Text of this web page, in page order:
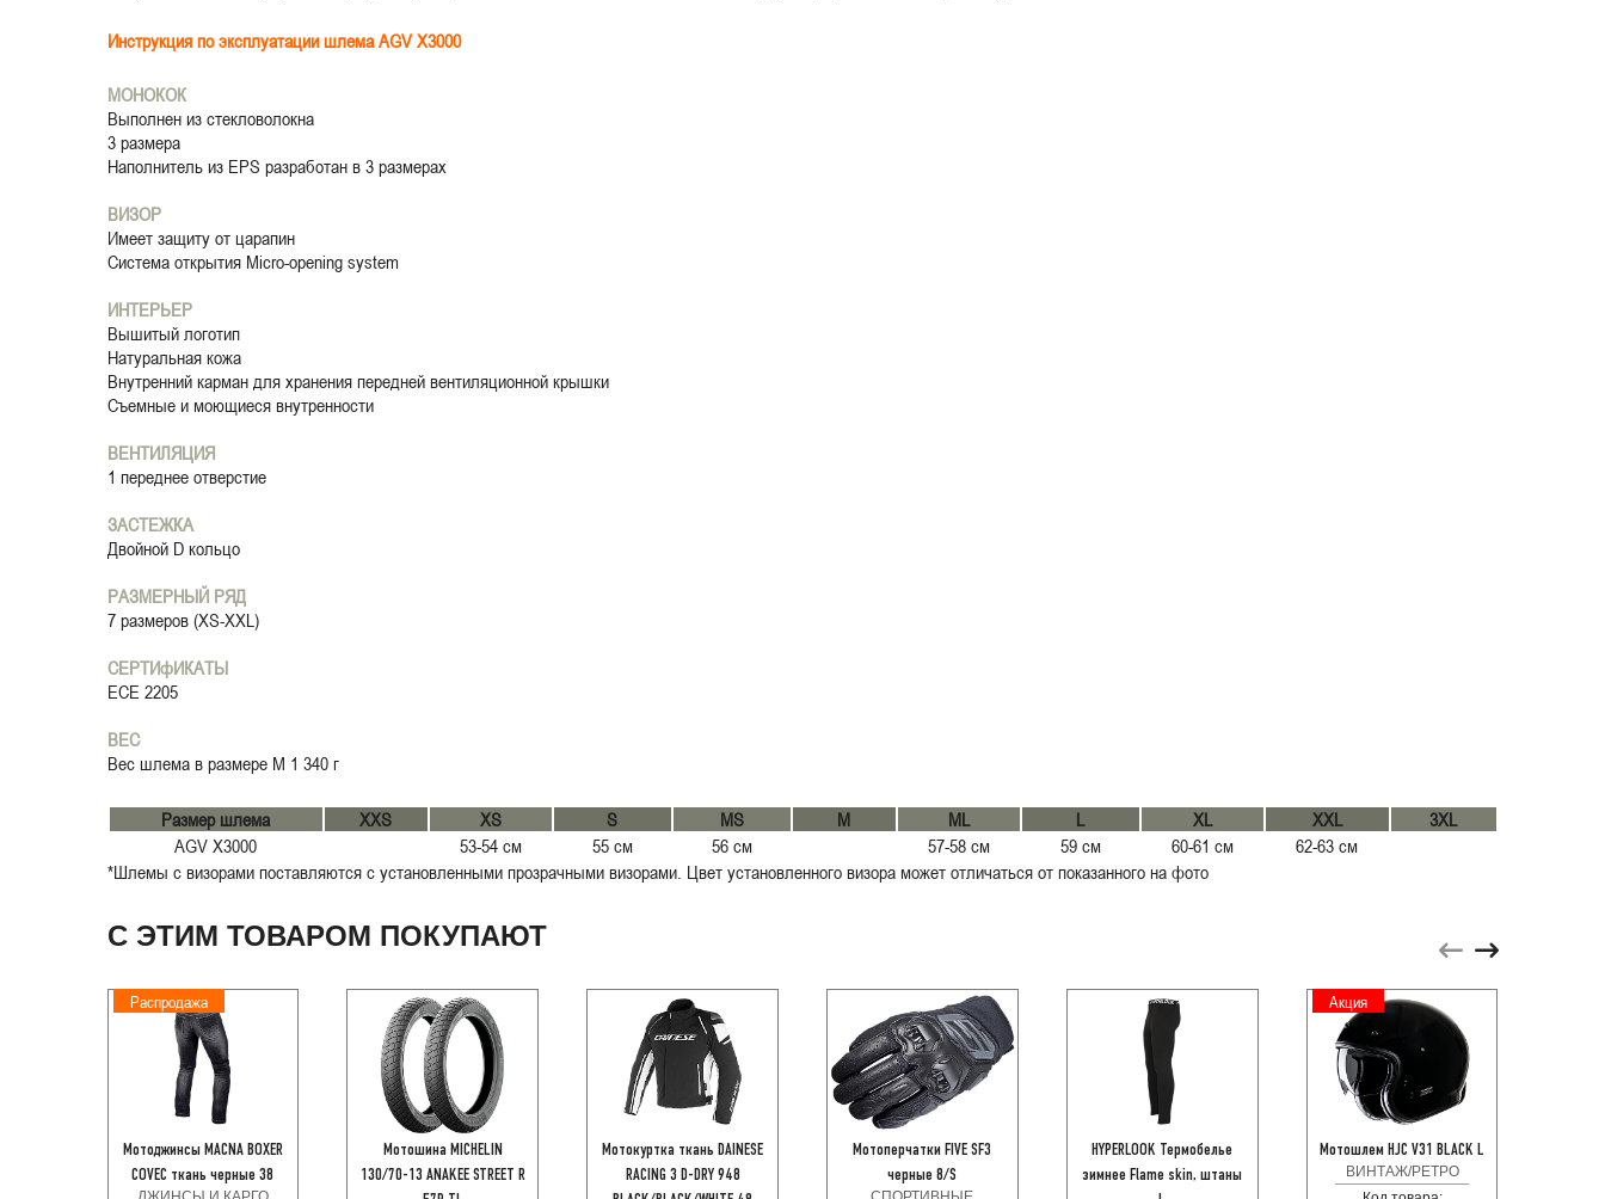
Инструкция по эксплуатации шлема AGV X3000
МОНОКОК
Выполнен из стекловолокна
3 размера
Наполнитель из EPS разработан в 3 размерах
ВИЗОР
Имеет защиту от царапин
Система открытия Micro-opening system
ИНТЕРЬЕР
Вышитый логотип
Натуральная кожа
Внутренний карман для хранения передней вентиляционной крышки
Съемные и моющиеся внутренности
ВЕНТИЛЯЦИЯ
1 переднее отверстие
ЗАСТЕЖКА
Двойной D кольцо
РАЗМЕРНЫЙ РЯД
7 размеров (XS-XXL)
СЕРТИфИКАТЫ
ECE 2205
ВЕС
Вес шлема в размере M 1 340 г
Размер шлема XXS XS S MS M ML L XL XXL
3XL
AGV X3000
53-54 см 55 см 56 см 57-58 см 59 см 60-61 см
62-63 см
*Шлемы с визорами поставляются с установленными прозрачными визорами. Цвет установленного визора может отличаться от показанного на фото
С ЭТИМ ТОВАРОМ ПОКУПАЮТ
Распродажа
Мотоджинсы MACNA BOXER
COVEC ткань черные 38
Мотошина MICHELIN
130/70-13 ANAKEE STREET R
Мотокуртка ткань DAINESE
RACING 3 D-DRY 948
Мотоперчатки FIVE SF3
черные 8/S
HYPERLOOK Термобелье
зимнее Flame skin, штаны
Акция
Мотошлем HJC V31 BLACK L
ВИНТАЖ/РЕТРО